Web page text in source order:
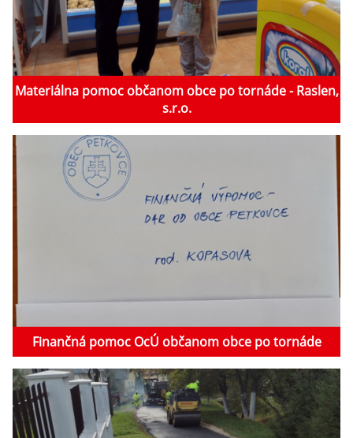
Materiálna pomoc občanom obce po tornáde - Raslen,
s.r.o.
Finančná pomoc OcÚ občanom obce po tornáde